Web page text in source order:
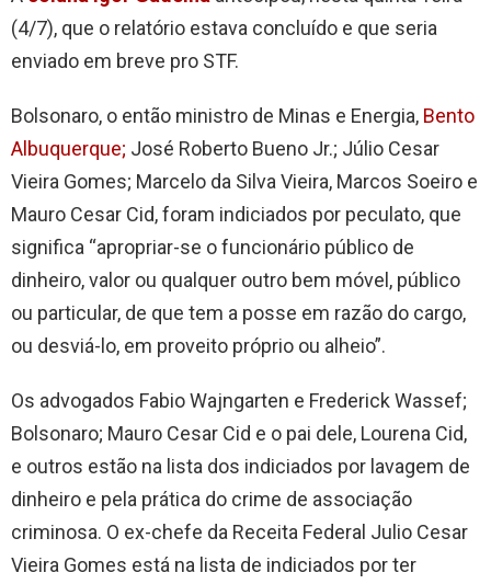
(4/7), que o relatório estava concluído e que seria
enviado em breve pro STF.
Bolsonaro, o então ministro de Minas e Energia, Bento
Albuquerque; José Roberto Bueno Jr.; Júlio Cesar
Vieira Gomes; Marcelo da Silva Vieira, Marcos Soeiro e
Mauro Cesar Cid, foram indiciados por peculato, que
significa “apropriar-se o funcionário público de
dinheiro, valor ou qualquer outro bem móvel, público
ou particular, de que tem a posse em razão do cargo,
ou desviá-lo, em proveito próprio ou alheio”.
Os advogados Fabio Wajngarten e Frederick Wassef;
Bolsonaro; Mauro Cesar Cid e o pai dele, Lourena Cid,
e outros estão na lista dos indiciados por lavagem de
dinheiro e pela prática do crime de associação
criminosa. O ex-chefe da Receita Federal Julio Cesar
Vieira Gomes está na lista de indiciados por ter